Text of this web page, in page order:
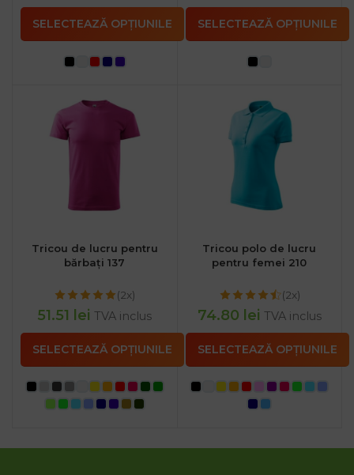
SELECTEAZĂ OPȚIUNILE SELECTEAZĂ OPȚIUNILE
Tricou de lucru pentru
bărbați 137
(2x)
51.51 lei TVA inclus
SELECTEAZĂ OPȚIUNILE
Tricou polo de lucru
pentru femei 210
(2x)
74.80 lei TVA inclus
SELECTEAZĂ OPȚIUNILE